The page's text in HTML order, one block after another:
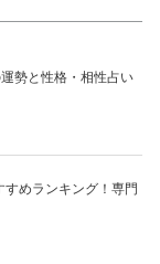
勢と性格・相性占い
すめランキング！専門